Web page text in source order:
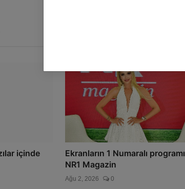
içinde
Ekranların 1 Numaralı programı
NR1 Magazin
Ağu 2, 2026 0